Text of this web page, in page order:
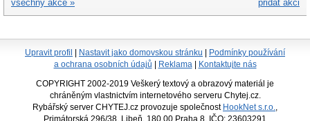
přidat akci
všechny akce »
Upravit profil Nastavit jako domovskou stránku
Podmínky používání
a ochrana osobních údajů
Reklama Kontaktujte nás
COPYRIGHT 2002-2019 Veškerý textový a obrazový materiál je
chráněným vlastnictvím internetového serveru Chytej.cz.
Rybářský server CHYTEJ.cz provozuje společnost HookNet s.r.o.
Primátorská 296/38, Libeň, 180 00 Praha 8, IČO: 23603291